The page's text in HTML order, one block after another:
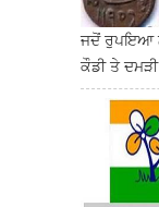
ਜਦੋਂ ਰੁਪਇਆ
ਕੌਡੀ ਤੇ